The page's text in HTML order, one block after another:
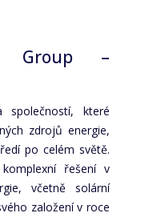
Group –
společností, které
zdrojů energie,
po celém světě.
řešení v
včetně solární
založení v roce